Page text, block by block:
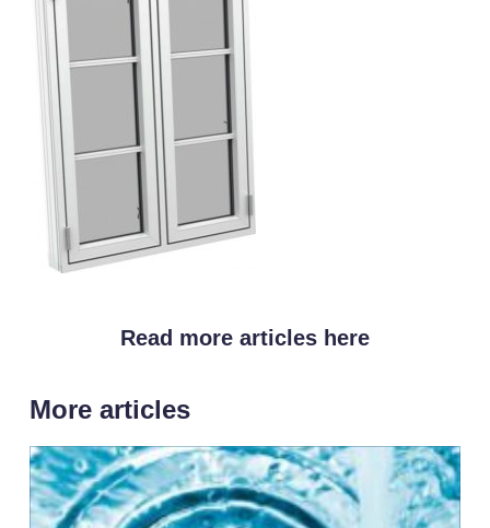
Read more articles here
More articles